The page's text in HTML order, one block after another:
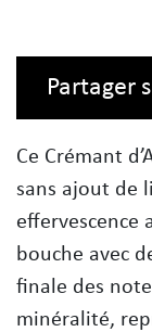
Partager
Ce Crémant
sans ajout de
effervescence
bouche avec
finale des
minéralité,